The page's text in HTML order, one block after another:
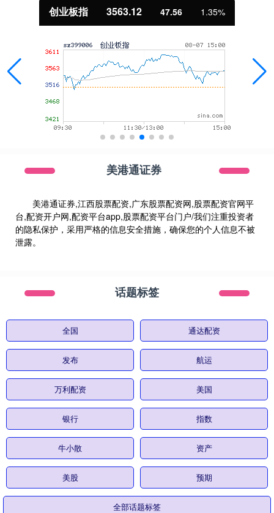
创业板指 3563.12 47.56 1.35%
美港通证券
美港通证券,江西股票配资,广东股票配资网,股票配资官网平
台,配资开户网,配资平台app,股票配资平台门户/我们注重投资者
的隐私保护，采用严格的信息安全措施，确保您的个人信息不被
泄露。
话题标签
全国 通达配资
发布 航运
万利配资 美国
银行 指数
牛小散 资产
美股 预期
全部话题标签